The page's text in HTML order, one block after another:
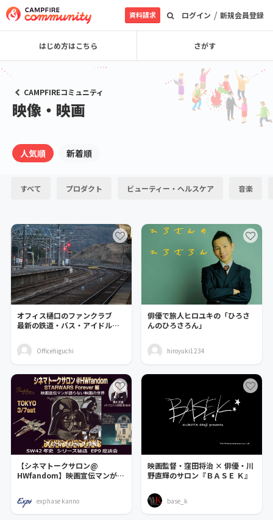
ログイン / 新規会員登録
資料請求
はじめ方はこちら さがす
CAMPFIREコミュニティ
映像・映画
人気順 新着順
すべて プロダクト ビューティー・ヘルスケア 音楽
オフィス樋口のファンクラブ
最新の鉄道・バス・アイドルの
Officehiguchi
俳優で旅人ヒロユキの「ひろさ
んのひろさろん」
hiroyuki1234
【シネマトークサロン@
HWfandom】映画宣伝マンが語
exphase kanno
映画監督・窪田将治 × 俳優・川
野直輝のサロン『ＢＡＳＥ Ｋ』
base_k